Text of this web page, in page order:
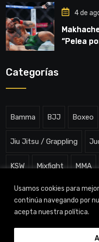
Usamos cookies para
continúa navegando por
acepta nuestra política.
4 de
“Pelea
Categorías
Bamma BJJ Boxeo
Jiu Jitsu / Grappling
KSW Mixfight MMA
One ChampionShip